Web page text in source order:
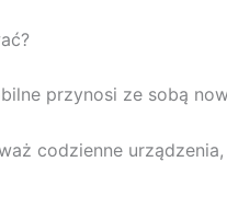
przynosi ze sobą
codzienne